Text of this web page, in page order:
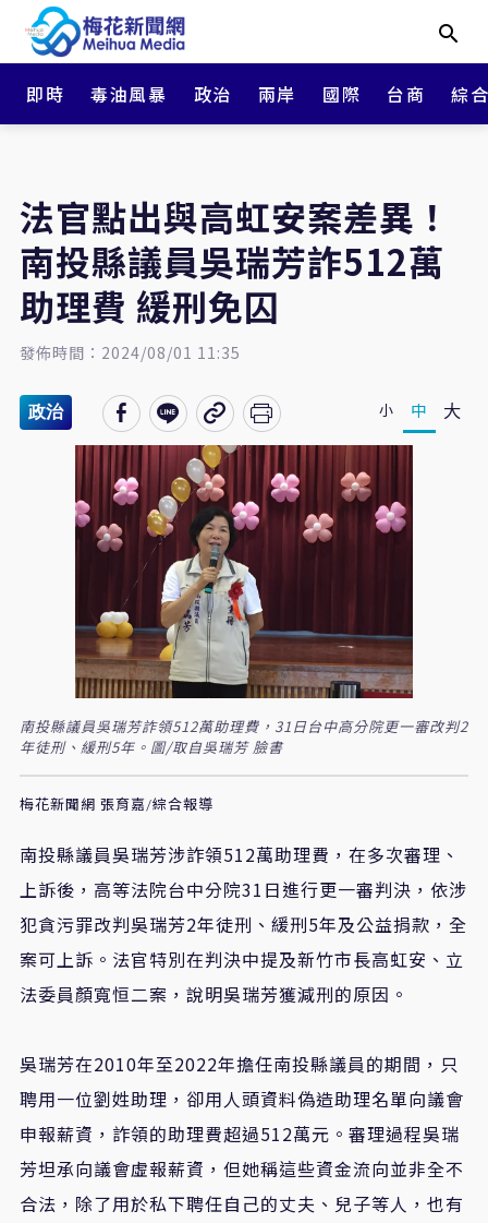
即時 毒油風暴 政治 兩岸 國際 台商 綜
法官點出與高虹安案差異！
南投縣議員吳瑞芳詐512萬
助理費 緩刑免囚
發佈時間：2024/08/01 11:35
政治 小 中 大
南投縣議員吳瑞芳詐領512萬助理費，31日台中高分院更一審改判2
年徒刑、緩刑5年。圖/取自吳瑞芳 臉書
梅花新聞網 張育嘉/綜合報導
南投縣議員吳瑞芳涉詐領512萬助理費，在多次審理、
上訴後，高等法院台中分院31日進行更一審判決，依涉
犯貪污罪改判吳瑞芳2年徒刑、緩刑5年及公益捐款，全
案可上訴。法官特別在判決中提及新竹市長高虹安、立
法委員顏寬恒二案，說明吳瑞芳獲減刑的原因。
吳瑞芳在2010年至2022年擔任南投縣議員的期間，只
聘用一位劉姓助理，卻用人頭資料偽造助理名單向議會
申報薪資，詐領的助理費超過512萬元。審理過程吳瑞
芳坦承向議會虛報薪資，但她稱這些資金流向並非全不
合法，除了用於私下聘任自己的丈夫、兒子等人，也有